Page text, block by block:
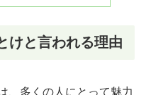
けと言われる理由
、多くの人にとって魅力